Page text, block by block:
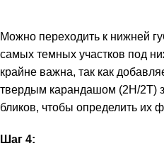
Можно переходить к нижней
самых темных участков под
крайне важна, так как
твердым карандашом (2Н/2Т)
бликов, чтобы определить их
Шаг 4: